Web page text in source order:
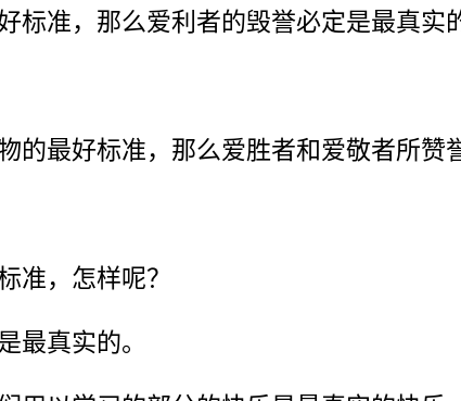
标准，那么爱利者的毁誉必定是最真实
的最好标准，那么爱胜者和爱敬者所赞
准，怎样呢？
最真实的。